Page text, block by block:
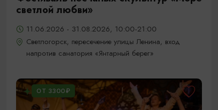
светлой любви»
11.06.2026 - 31.08.2026, 10:00-21:00
Светлогорск, пересечение улицы Ленина, вход
напротив санатория «Янтарный берег»
ОТ 3300₽